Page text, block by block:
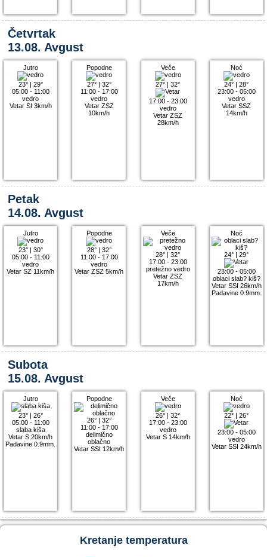
Četvrtak
13.08. Avgust
Jutro
23°| 29°
05:00 - 11:00
vedro
Vetar SI 3km/h
Popodne
27°| 32°
11:00 - 17:00
vedro
Vetar ZSZ
10km/h
Veče
27° |32°
17:00 - 23:00
vedro
Vetar ZSZ
28km/h
Noć
24° |28°
23:00 - 05:00
vedro
Vetar SSZ
14km/h
Petak
14.08. Avgust
Jutro
23°| 30°
05:00 - 11:00
vedro
Vetar SZ 11km/h
Popodne
28°| 32°
11:00 - 17:00
vedro
Vetar ZSZ 5km/h
Veče
28° |32°
17:00 - 23:00
pretežno vedro
Vetar ZSZ
17km/h
Noć
24° |29°
23:00 - 05:00
oblaci slab? kiš?
Vetar SSI 26km/h
Padavine 0.9mm.
Subota
15.08. Avgust
Jutro
23°| 26°
05:00 - 11:00
slaba kiša
Vetar S 20km/h
Padavine 0.9mm.
Popodne
26°| 32°
11:00 - 17:00
delimično
oblačno
Vetar SSI 12km/h
Veče
26° |32°
17:00 - 23:00
vedro
Vetar S 14km/h
Noć
22° |26°
23:00 - 05:00
vedro
Vetar SSI 24km/h
Kretanje temperatura